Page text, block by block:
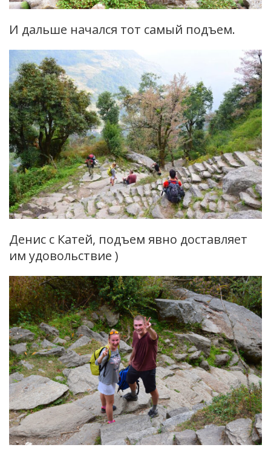
И дальше начался тот самый подъем.
Денис с Катей, подъем явно доставляет
им удовольствие )